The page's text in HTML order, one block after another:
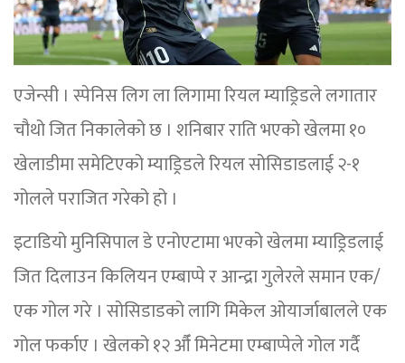
एजेन्सी । स्पेनिस लिग ला लिगामा रियल म्याड्रिडले लगातार
चौथो जित निकालेको छ । शनिबार राति भएको खेलमा १०
खेलाडीमा समेटिएको म्याड्रिडले रियल सोसिडाडलाई २-१
गोलले पराजित गरेको हो ।
इटाडियो मुनिसिपाल डे एनोएटामा भएको खेलमा म्याड्रिडलाई
जित दिलाउन किलियन एम्बाप्पे र आन्द्रा गुलेरले समान एक/
एक गोल गरे । सोसिडाडको लागि मिकेल ओयार्जाबालले एक
गोल फर्काए । खेलको १२ औँ मिनेटमा एम्बाप्पेले गोल गर्दै